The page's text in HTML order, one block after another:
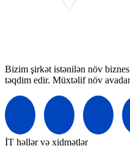
Bizim şirkət istənilən növ
təqdim edir. Müxtəlif növ
İT həllər və xidmətlər